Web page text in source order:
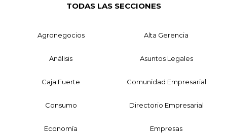
TODAS LAS SECCIONES
Agronegocios Alta Gerencia
Análisis Asuntos Legales
Caja Fuerte Comunidad Empresarial
Consumo Directorio Empresarial
Economía Empresas